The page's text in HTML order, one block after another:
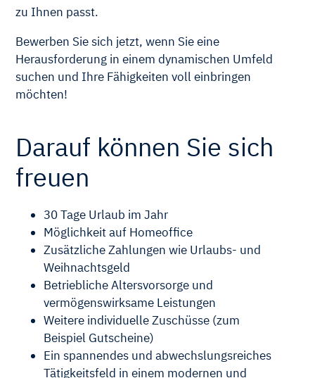
zu Ihnen passt.
Bewerben Sie sich jetzt, wenn Sie eine
Herausforderung in einem dynamischen Umfeld
suchen und Ihre Fähigkeiten voll einbringen
möchten!
Darauf können Sie sich
freuen
30 Tage Urlaub im Jahr
Möglichkeit auf Homeoffice
Zusätzliche Zahlungen wie Urlaubs- und
Weihnachtsgeld
Betriebliche Altersvorsorge und
vermögenswirksame Leistungen
Weitere individuelle Zuschüsse (zum
Beispiel Gutscheine)
Ein spannendes und abwechslungsreiches
Tätigkeitsfeld in einem modernen und